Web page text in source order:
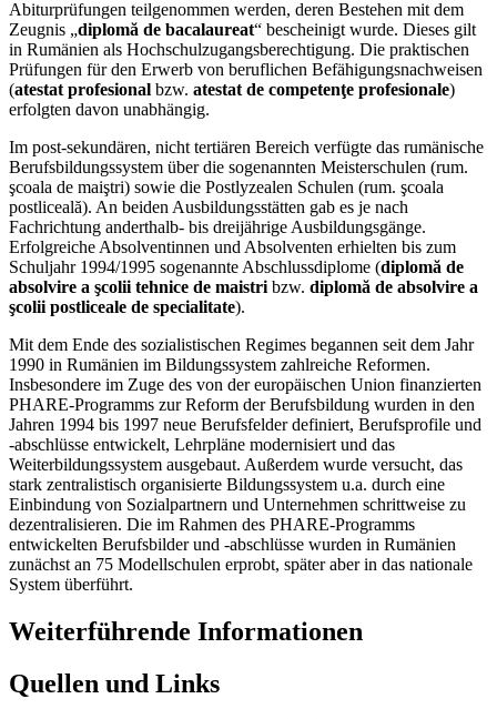
Abiturprüfungen teilgenommen werden, deren Bestehen mit dem
Zeugnis „diplomă de bacalaureat“ bescheinigt wurde. Dieses gilt
in Rumänien als Hochschulzugangsberechtigung. Die praktischen
Prüfungen für den Erwerb von beruflichen Befähigungsnachweisen
(atestat profesional bzw. atestat de competenţe profesionale)
erfolgten davon unabhängig.
Im post-sekundären, nicht tertiären Bereich verfügte das rumänische
Berufsbildungssystem über die sogenannten Meisterschulen (rum.
şcoala de maiştri) sowie die Postlyzealen Schulen (rum. şcoala
postliceală). An beiden Ausbildungsstätten gab es je nach
Fachrichtung anderthalb- bis dreijährige Ausbildungsgänge.
Erfolgreiche Absolventinnen und Absolventen erhielten bis zum
Schuljahr 1994/1995 sogenannte Abschlussdiplome (diplomă de
absolvire a şcolii tehnice de maistri bzw. diplomă de absolvire a
şcolii postliceale de specialitate).
Mit dem Ende des sozialistischen Regimes begannen seit dem Jahr
1990 in Rumänien im Bildungssystem zahlreiche Reformen.
Insbesondere im Zuge des von der europäischen Union finanzierten
PHARE-Programms zur Reform der Berufsbildung wurden in den
Jahren 1994 bis 1997 neue Berufsfelder definiert, Berufsprofile und
-abschlüsse entwickelt, Lehrpläne modernisiert und das
Weiterbildungssystem ausgebaut. Außerdem wurde versucht, das
stark zentralistisch organisierte Bildungssystem u.a. durch eine
Einbindung von Sozialpartnern und Unternehmen schrittweise zu
dezentralisieren. Die im Rahmen des PHARE-Programms
entwickelten Berufsbilder und -abschlüsse wurden in Rumänien
zunächst an 75 Modellschulen erprobt, später aber in das nationale
System überführt.
Weiterführende Informationen
Quellen und Links